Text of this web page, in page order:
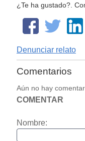
¿Te ha gustado?.
Denunciar relato
Comentarios
Aún no hay
COMENTAR
Nombre: